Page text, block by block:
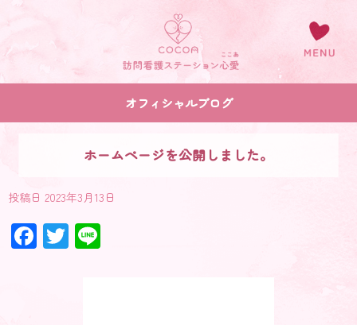
オフィシャルブログ
ホームページを公開しました。
投稿日 2023年3月13日
Facebook
Twitter